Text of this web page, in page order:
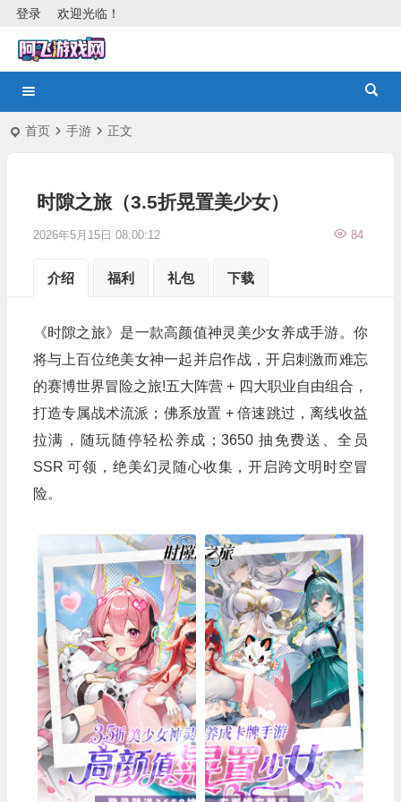
欢迎光临！
登录
首页 手游 正文
时隙之旅（3.5折晃置美少女）
2026年5月15日 08:00:12 84
介绍 福利 礼包 下载
《时隙之旅》是一款高颜值神灵美少女养成手游。你
将与上百位绝美女神一起并启作战，开启刺激而难忘
的赛博世界冒险之旅!五大阵营 + 四大职业自由组合，
打造专属战术流派；佛系放置 + 倍速跳过，离线收益
拉满，随玩随停轻松养成；3650 抽免费送、全员
SSR 可领，绝美幻灵随心收集，开启跨文明时空冒
险。